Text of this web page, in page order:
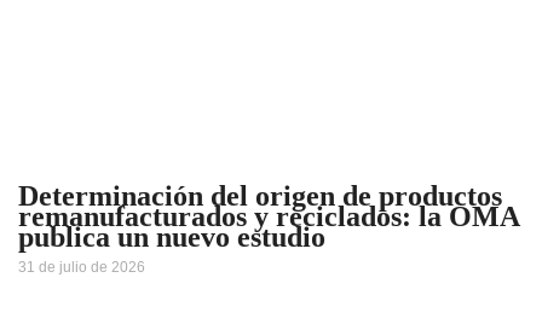
Determinación del origen de productos
remanufacturados y reciclados: la OMA
publica un nuevo estudio
31 de julio de 2026